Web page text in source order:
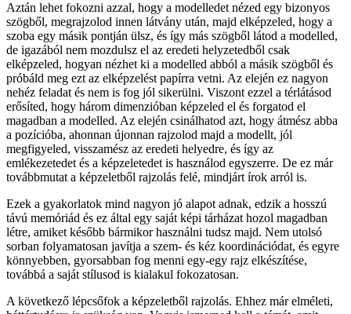
Aztán lehet fokozni azzal, hogy a modelledet nézed egy bizonyos
szögből, megrajzolod innen látvány után, majd elképzeled, hogy a
szoba egy másik pontján ülsz, és így más szögből látod a modelled,
de igazából nem mozdulsz el az eredeti helyzetedből csak
elképzeled, hogyan nézhet ki a modelled abból a másik szögből és
próbáld meg ezt az elképzelést papírra vetni. Az elején ez nagyon
nehéz feladat és nem is fog jól sikerülni. Viszont ezzel a térlátásod
erősíted, hogy három dimenzióban képzeled el és forgatod el
magadban a modelled. Az elején csinálhatod azt, hogy átmész abba
a pozícióba, ahonnan újonnan rajzolod majd a modellt, jól
megfigyeled, visszamész az eredeti helyedre, és így az
emlékezetedet és a képzeletedet is használod egyszerre. De ez már
továbbmutat a képzeletből rajzolás felé, mindjárt írok arról is.
Ezek a gyakorlatok mind nagyon jó alapot adnak, edzik a hosszú
távú memóriád és ez által egy saját képi tárházat hozol magadban
létre, amiket később bármikor használni tudsz majd. Nem utolsó
sorban folyamatosan javítja a szem- és kéz koordinációdat, és egyre
könnyebben, gyorsabban fog menni egy-egy rajz elkészítése,
továbbá a saját stílusod is kialakul fokozatosan.
A következő lépcsőfok a képzeletből rajzolás. Ehhez már elméleti,